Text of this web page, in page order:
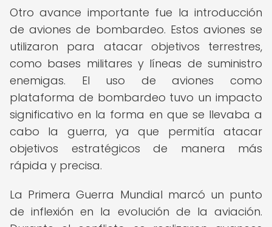
Otro avance importante fue la introducción
de aviones de bombardeo. Estos aviones se
utilizaron para atacar objetivos terrestres,
como bases militares y líneas de suministro
enemigas. El uso de aviones como
plataforma de bombardeo tuvo un impacto
significativo en la forma en que se llevaba a
cabo la guerra, ya que permitía atacar
objetivos estratégicos de manera más
rápida y precisa.
La Primera Guerra Mundial marcó un punto
de inflexión en la evolución de la aviación.